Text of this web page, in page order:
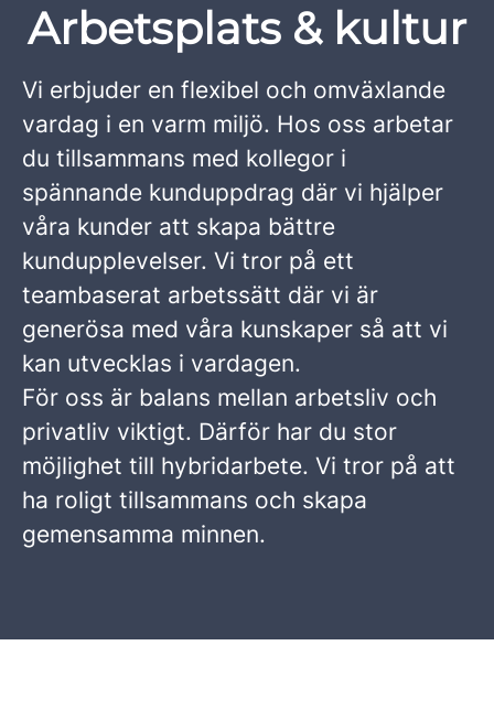
Arbetsplats & kultur
Vi erbjuder en flexibel och omväxlande
vardag i en varm miljö. Hos oss arbetar
du tillsammans med kollegor i
spännande kunduppdrag där vi hjälper
våra kunder att skapa bättre
kundupplevelser. Vi tror på ett
teambaserat arbetssätt där vi är
generösa med våra kunskaper så att vi
kan utvecklas i vardagen.
För oss är balans mellan arbetsliv och
privatliv viktigt. Därför har du stor
möjlighet till hybridarbete. Vi tror på att
ha roligt tillsammans och skapa
gemensamma minnen.